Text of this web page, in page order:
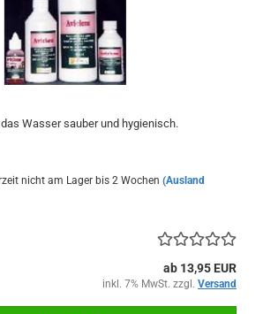
Wasser sauber und hygienisch.
nicht am Lager bis 2 Wochen (Ausland
ab 13,95 EUR
inkl. 7% MwSt. zzgl. Versand